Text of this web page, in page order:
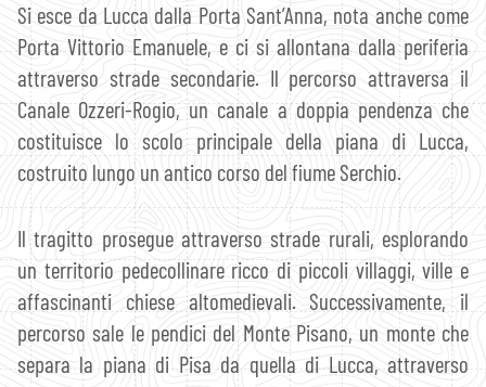
Si esce da Lucca dalla Porta Sant’Anna, nota anche come
Porta Vittorio Emanuele, e ci si allontana dalla periferia
attraverso strade secondarie. Il percorso attraversa il
Canale Ozzeri-Rogio, un canale a doppia pendenza che
costituisce lo scolo principale della piana di Lucca,
costruito lungo un antico corso del fiume Serchio.
Il tragitto prosegue attraverso strade rurali, esplorando
un territorio pedecollinare ricco di piccoli villaggi, ville e
affascinanti chiese altomedievali. Successivamente, il
percorso sale le pendici del Monte Pisano, un monte che
separa la piana di Pisa da quella di Lucca, attraverso